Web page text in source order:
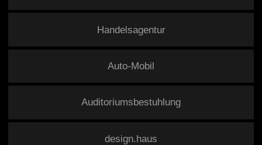
Handelsagentur
Auto-Mobil
Auditoriumsbestuhlung
design.haus